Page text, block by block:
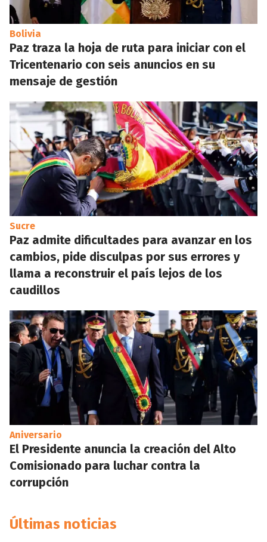
Bolivia
Paz traza la hoja de ruta para iniciar con el
Tricentenario con seis anuncios en su
mensaje de gestión
Sucre
Paz admite dificultades para avanzar en los
cambios, pide disculpas por sus errores y
llama a reconstruir el país lejos de los
caudillos
Aniversario
El Presidente anuncia la creación del Alto
Comisionado para luchar contra la
corrupción
Últimas noticias